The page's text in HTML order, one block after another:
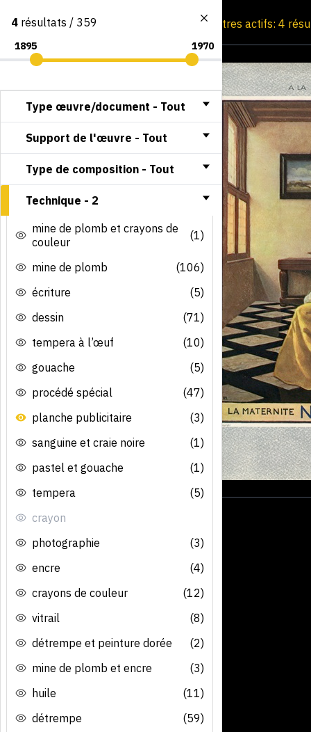
Consultation par image Filtres actifs: 4
4 résultats / 359
Type œuvre/document - Tout
Support de l'œuvre - Tout
Type de composition - Tout
Technique - 2
mine de plomb et crayons de
couleur
(1)
mine de plomb
(106)
écriture
(5)
dessin
(71)
tempera à l’œuf
(10)
gouache
(5)
procédé spécial
(47)
planche publicitaire
(3)
sanguine et craie noire
(1)
pastel et gouache
(1)
tempera
(5)
crayon
photographie
(3)
encre
(4)
crayons de couleur
(12)
vitrail
(8)
détrempe et peinture dorée
(2)
mine de plomb et encre
(3)
huile
(11)
détrempe
(59)